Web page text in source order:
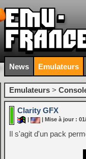
News Emulateurs
Emulateurs >
Clarity GFX
| Mise à jour :
Il s'agit d'un pack